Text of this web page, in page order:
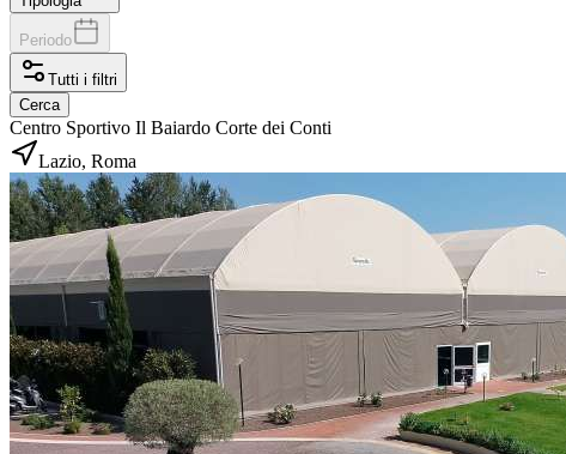
Periodo
Tutti i filtri
Cerca
Centro Sportivo Il Baiardo Corte dei Conti
Lazio, Roma